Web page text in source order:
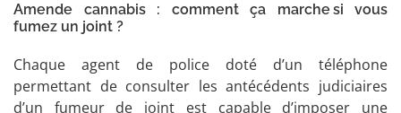
Amende cannabis : comment ça marche si vous
fumez un joint ?
Chaque agent de police doté d’un téléphone
permettant de consulter les antécédents judiciaires
d’un fumeur de joint est capable d’imposer une